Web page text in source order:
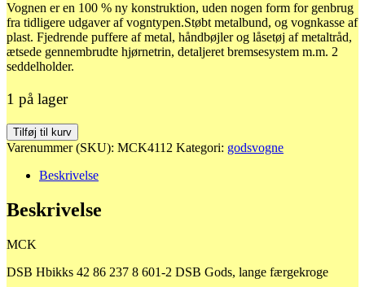
Vognen er en 100 % ny konstruktion, uden nogen form for genbrug
fra tidligere udgaver af vogntypen.Støbt metalbund, og vognkasse af
plast. Fjedrende puffere af metal, håndbøjler og låsetøj af metaltråd,
ætsede gennembrudte hjørnetrin, detaljeret bremsesystem m.m. 2
seddelholder.
1 på lager
4112
DSB
237
8
2
Gods,
Tilføj til kurv
Varenummer (SKU): MCK4112 Kategori: godsvogne
Beskrivelse
Beskrivelse
MCK
DSB Hbikks 42 86 237 8 601-2 DSB Gods, lange færgekroge